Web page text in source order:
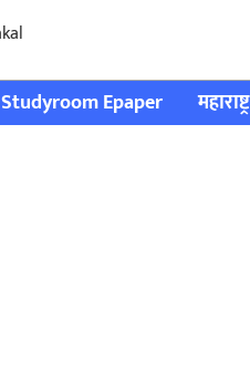
Studyroom Epaper महाराष्ट्र